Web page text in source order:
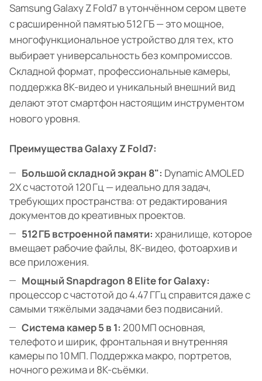
Samsung Galaxy Z Fold7 в утончённом сером цвете
с расширенной памятью 512 ГБ — это мощное,
многофункциональное устройство для тех, кто
выбирает универсальность без компромиссов.
Складной формат, профессиональные камеры,
поддержка 8K-видео и уникальный внешний вид
делают этот смартфон настоящим инструментом
нового уровня.
Преимущества Galaxy Z Fold7:
Большой складной экран 8": Dynamic AMOLED
2X с частотой 120 Гц — идеально для задач,
требующих пространства: от редактирования
документов до креативных проектов.
512 ГБ встроенной памяти: хранилище, которое
вмещает рабочие файлы, 8K-видео, фотоархив и
все приложения.
Мощный Snapdragon 8 Elite for Galaxy:
процессор с частотой до 4.47 ГГц справится даже с
самыми тяжёлыми задачами без подвисаний.
Система камер 5 в 1: 200 МП основная,
телефото и ширик, фронтальная и внутренняя
камеры по 10 МП. Поддержка макро, портретов,
ночного режима и 8K-съёмки.